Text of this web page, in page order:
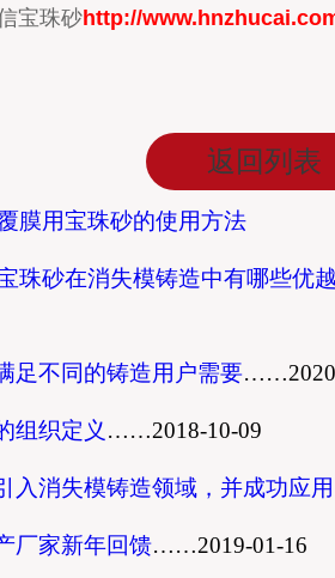
宝珠砂http://
返回列表
膜用宝珠砂的使用方法
珠砂在消失模铸造中有哪些优
足不同的铸造用户需要……
组织定义 ……2018-10-09
入消失模铸造领域，并成功应用
厂家新年回馈……2019-01-16